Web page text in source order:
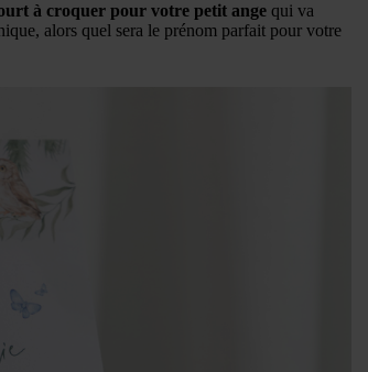
à croquer pour votre petit ange qui va
alors quel sera le prénom parfait pour votre